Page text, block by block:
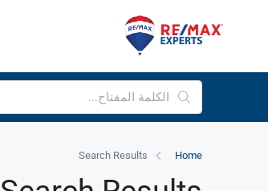
Home
Search Results